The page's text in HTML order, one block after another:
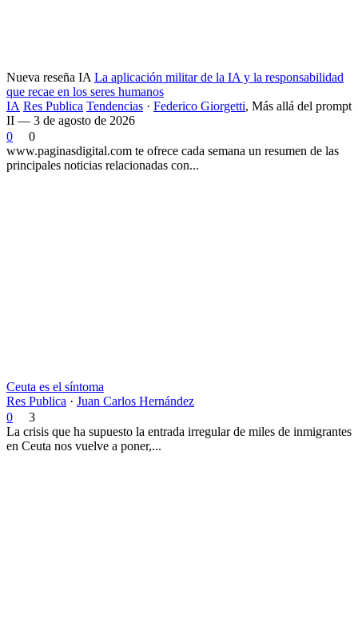
Nueva reseña IA La aplicación militar de la IA y la responsabilidad
que recae en los seres humanos
IA Res Publica Tendencias · Federico Giorgetti, Más allá del prompt
II — 3 de agosto de 2026
0
0
www.paginasdigital.com te ofrece cada semana un resumen de las
principales noticias relacionadas con...
Ceuta es el síntoma
Res Publica · Juan Carlos Hernández
0
3
La crisis que ha supuesto la entrada irregular de miles de inmigrantes
en Ceuta nos vuelve a poner,...